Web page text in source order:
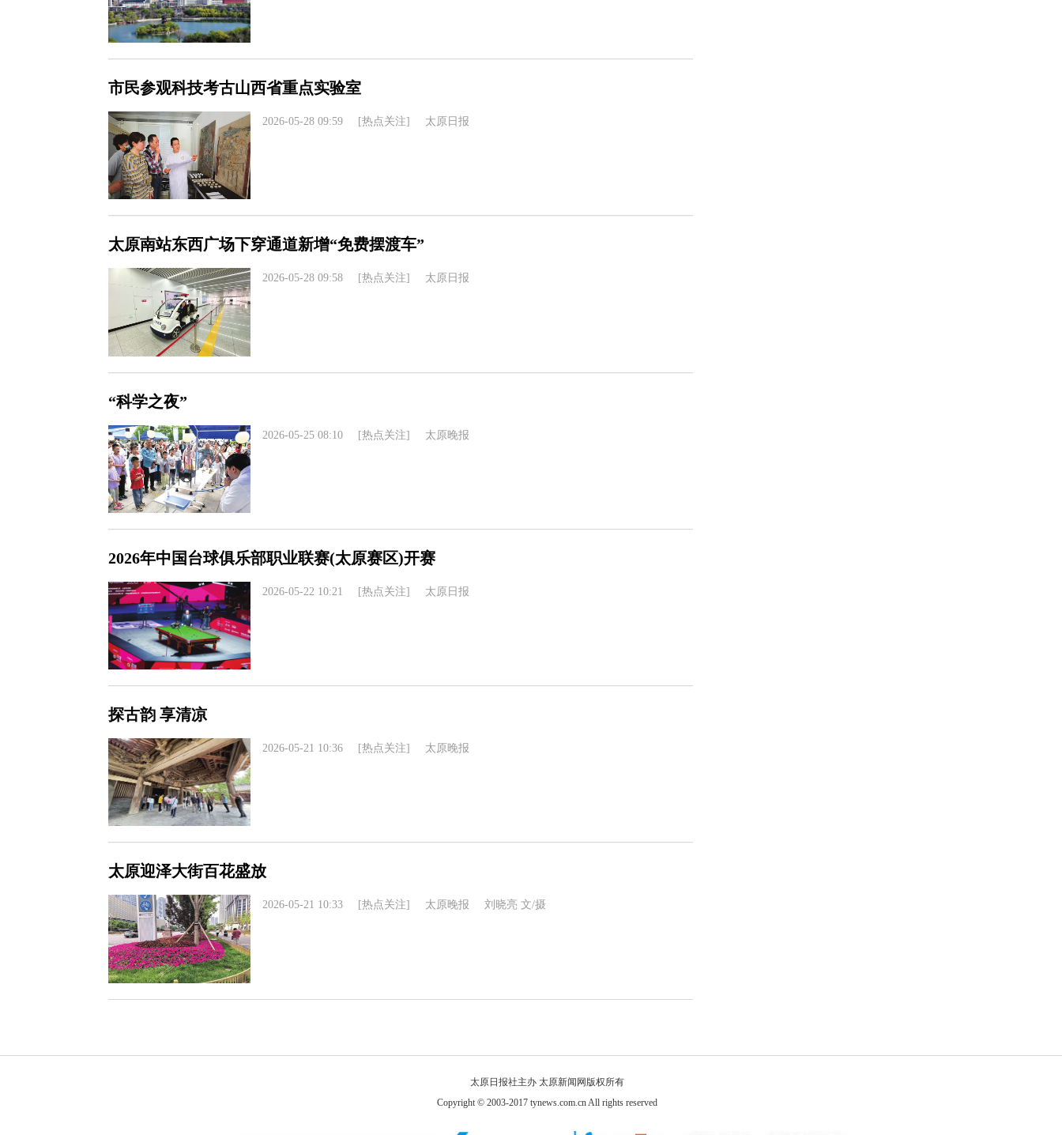
市民参观科技考古山西省重点实验室
2026-05-28 09:59 [热点关注] 太原日报
太原南站东西广场下穿通道新增“免费摆渡车”
2026-05-28 09:58 [热点关注] 太原日报
“科学之夜”
2026-05-25 08:10 [热点关注] 太原晚报
2026年中国台球俱乐部职业联赛(太原赛区)开赛
2026-05-22 10:21 [热点关注] 太原日报
探古韵 享清凉
2026-05-21 10:36 [热点关注] 太原晚报
太原迎泽大街百花盛放
2026-05-21 10:33 [热点关注] 太原晚报 刘晓亮 文/摄
太原日报社主办 太原新闻网版权所有
Copyright © 2003-2017 tynews.com.cn All rights reserved